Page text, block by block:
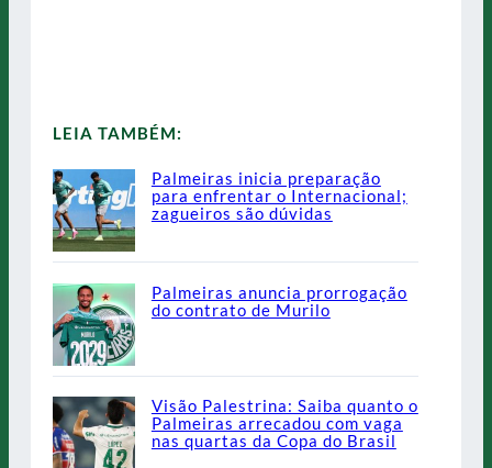
LEIA TAMBÉM:
Palmeiras inicia preparação
para enfrentar o Internacional;
zagueiros são dúvidas
Palmeiras anuncia prorrogação
do contrato de Murilo
Visão Palestrina: Saiba quanto o
Palmeiras arrecadou com vaga
nas quartas da Copa do Brasil